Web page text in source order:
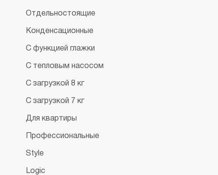
Отдельностоящие
Конденсационные
С функцией глажки
С тепловым насосом
С загрузкой 8 кг
С загрузкой 7 кг
Для квартиры
Профессиональные
Style
Logic